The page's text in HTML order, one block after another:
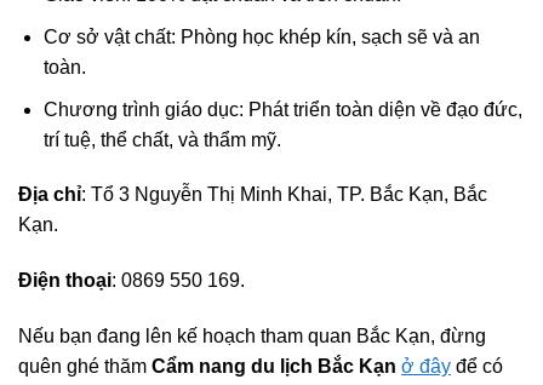
Cơ sở vật chất: Phòng học khép kín, sạch sẽ và an
toàn.
Chương trình giáo dục: Phát triển toàn diện về đạo đức,
trí tuệ, thể chất, và thẩm mỹ.
Địa chỉ: Tổ 3 Nguyễn Thị Minh Khai, TP. Bắc Kạn, Bắc
Kạn.
Điện thoại: 0869 550 169.
Nếu bạn đang lên kế hoạch tham quan Bắc Kạn, đừng
quên ghé thăm Cẩm nang du lịch Bắc Kạn ở đây để có